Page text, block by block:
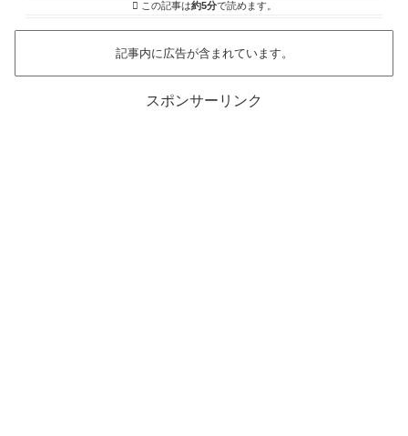
この記事は約5分で読めます。
記事内に広告が含まれています。
スポンサーリンク